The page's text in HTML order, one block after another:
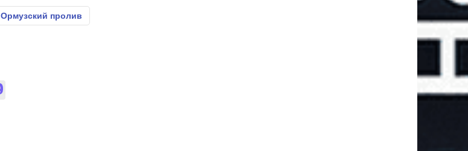
Ормузский пролив